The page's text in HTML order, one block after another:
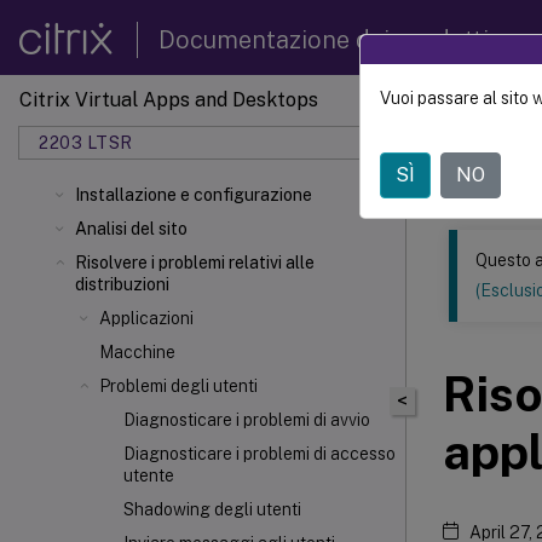
Documentazione dei prodotti
Citrix Virtual Apps and Desktops
2203 LTSR
Installazione e configurazione
Analisi del sito
Risolvere i problemi relativi alle
distribuzioni
Applicazioni
Macchine
Problemi degli utenti
Diagnosticare i problemi di avvio
Diagnosticare i problemi di accesso
utente
Shadowing degli utenti
Questo
<
Questo
April 27,
Vuoi passare al sito
SÌ NO